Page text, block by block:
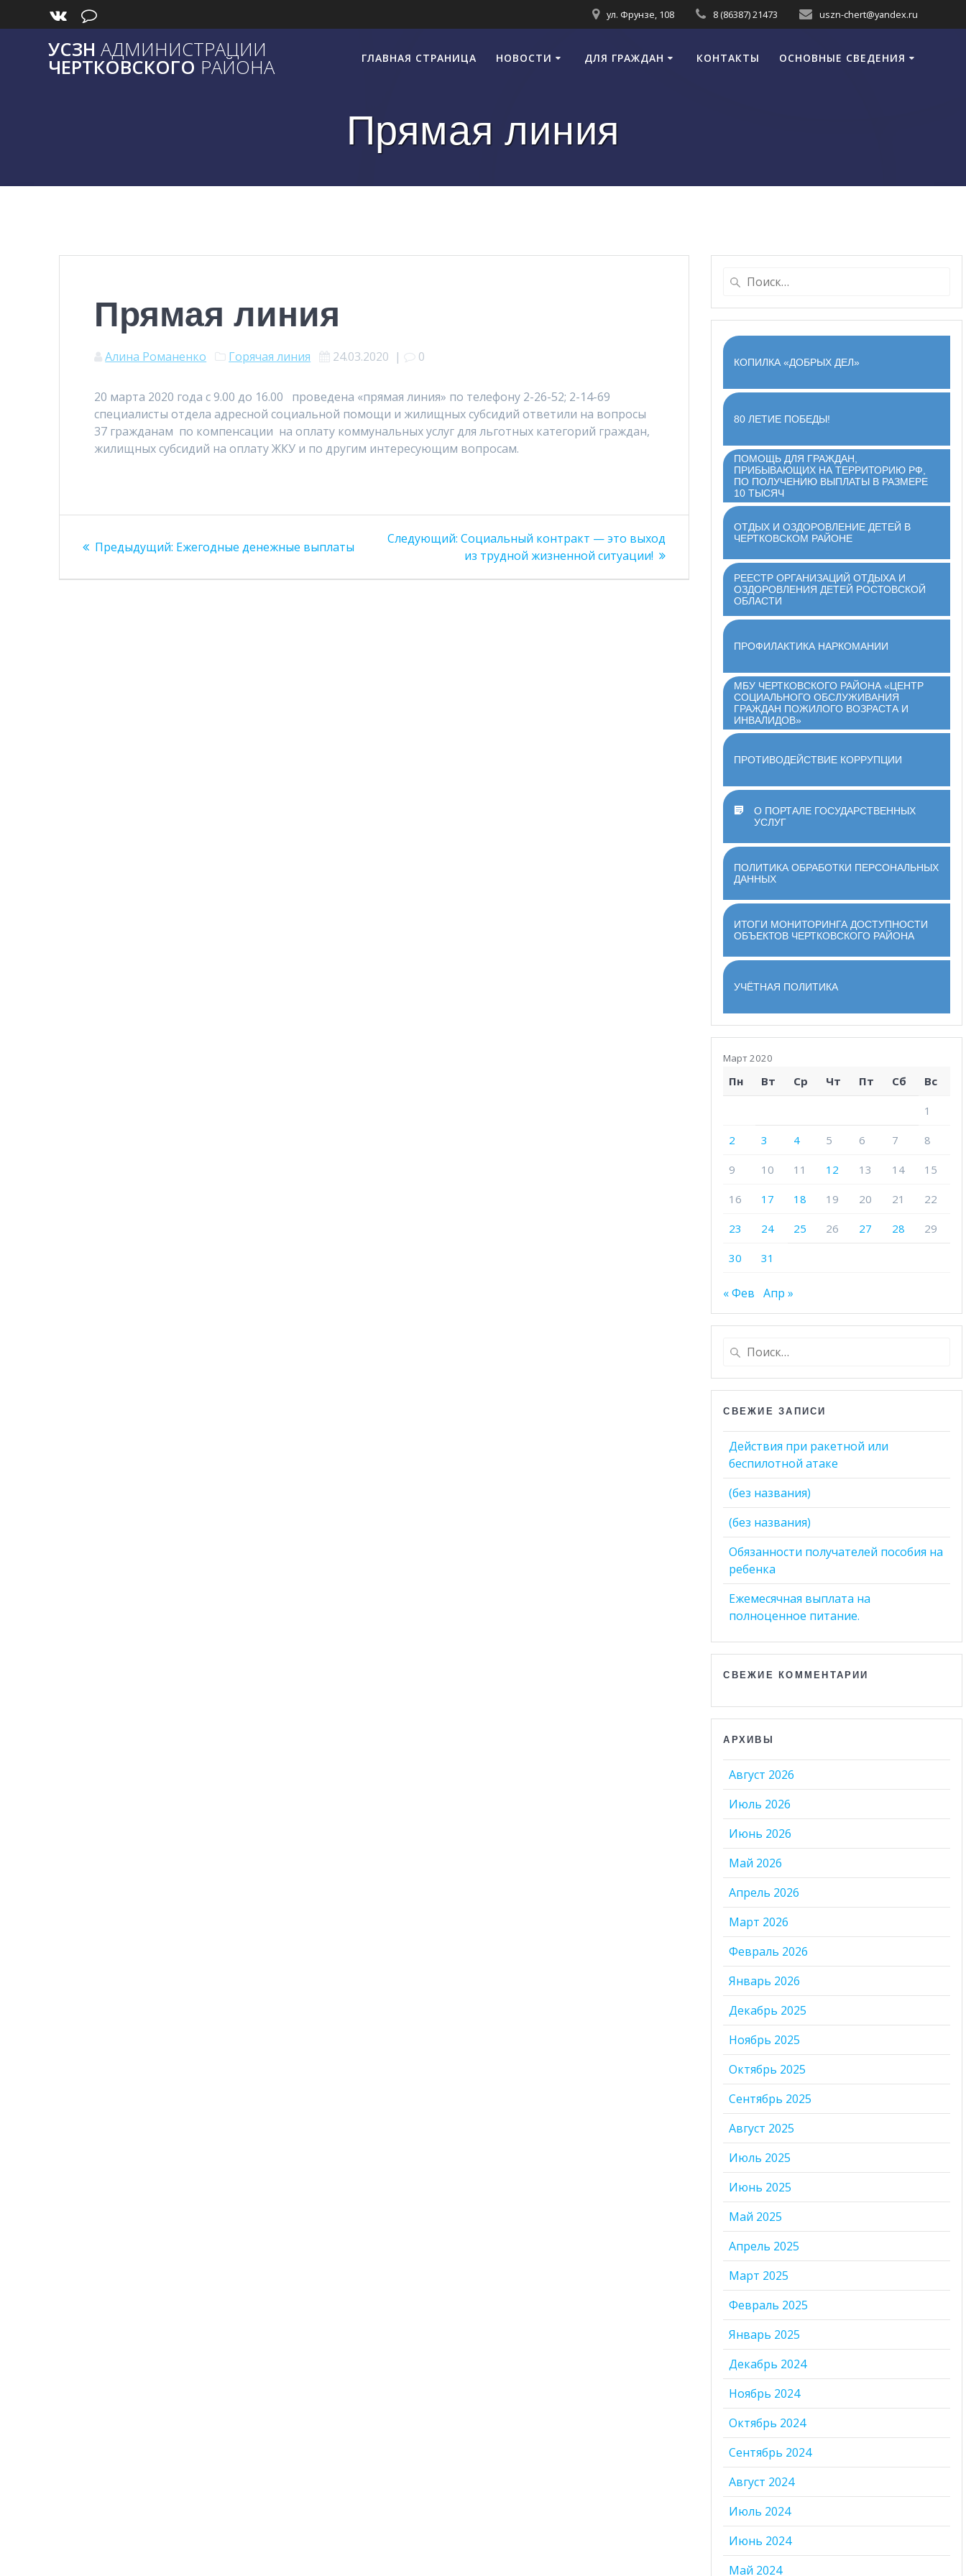
to
ул. Фрунзе, 108 8 (86387) 21473 uszn-chert@yandex.ru
УСЗН АДМИНИСТРАЦИИ
ЧЕРТКОВСКОГО РАЙОНА ГЛАВНАЯ СТРАНИЦА НОВОСТИ ДЛЯ ГРАЖДАН КОНТАКТЫ ОСНОВНЫЕ СВЕДЕНИЯ
Прямая линия
Прямая линия
Алина Романенко Горячая линия 24.03.2020 | 0
20 марта 2020 года с 9.00 до 16.00 проведена «прямая линия» по телефону 2-26-52; 2-14-69
специалисты отдела адресной социальной помощи и жилищных субсидий ответили на вопросы
37 гражданам по компенсации на оплату коммунальных услуг для льготных категорий граждан,
жилищных субсидий на оплату ЖКУ и по другим интересующим вопросам.
Предыдущий: Предыдущая
Ежегодные денежные выплаты
Следующий: Следующая
запись:
Социальный контракт — это выход
из трудной жизненной ситуации!
Найти:
КОПИЛКА «ДОБРЫХ ДЕЛ»
80 ЛЕТИЕ ПОБЕДЫ!
ПОМОЩЬ ДЛЯ ГРАЖДАН,
ПРИБЫВАЮЩИХ НА ТЕРРИТОРИЮ РФ,
ПО ПОЛУЧЕНИЮ ВЫПЛАТЫ В РАЗМЕРЕ
10 ТЫСЯЧ
ОТДЫХ И ОЗДОРОВЛЕНИЕ ДЕТЕЙ В
ЧЕРТКОВСКОМ РАЙОНЕ
РЕЕСТР ОРГАНИЗАЦИЙ ОТДЫХА И
ОЗДОРОВЛЕНИЯ ДЕТЕЙ РОСТОВСКОЙ
ОБЛАСТИ
ПРОФИЛАКТИКА НАРКОМАНИИ
МБУ ЧЕРТКОВСКОГО РАЙОНА «ЦЕНТР
СОЦИАЛЬНОГО ОБСЛУЖИВАНИЯ
ГРАЖДАН ПОЖИЛОГО ВОЗРАСТА И
ИНВАЛИДОВ»
ПРОТИВОДЕЙСТВИЕ КОРРУПЦИИ
О ПОРТАЛЕ ГОСУДАРСТВЕННЫХ
УСЛУГ
ПОЛИТИКА ОБРАБОТКИ ПЕРСОНАЛЬНЫХ
ДАННЫХ
ИТОГИ МОНИТОРИНГА ДОСТУПНОСТИ
ОБЪЕКТОВ ЧЕРТКОВСКОГО РАЙОНА
УЧЁТНАЯ ПОЛИТИКА
Март 2020
Пн Вт Ср Чт Пт Сб Вс
1
2 3 4 5 6 7 8
9 10 11 12 13 14 15
16 17 18 19 20 21 22
23 24 25 26 27 28 29
30 31
« Фев Апр »
Найти:
СВЕЖИЕ ЗАПИСИ
Действия при ракетной или
беспилотной атаке
(без названия)
(без названия)
Обязанности получателей пособия на
ребенка
Ежемесячная выплата на
полноценное питание.
СВЕЖИЕ КОММЕНТАРИИ
АРХИВЫ
Август 2026
Июль 2026
Июнь 2026
Май 2026
Апрель 2026
Март 2026
Февраль 2026
Январь 2026
Декабрь 2025
Ноябрь 2025
Октябрь 2025
Сентябрь 2025
Август 2025
Июль 2025
Июнь 2025
Май 2025
Апрель 2025
Март 2025
Февраль 2025
Январь 2025
Декабрь 2024
Ноябрь 2024
Октябрь 2024
Сентябрь 2024
Август 2024
Июль 2024
Июнь 2024
Май 2024